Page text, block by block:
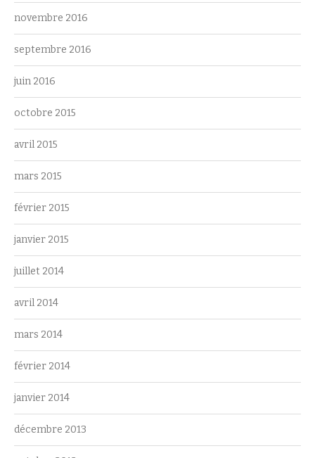
novembre 2016
septembre 2016
juin 2016
octobre 2015
avril 2015
mars 2015
février 2015
janvier 2015
juillet 2014
avril 2014
mars 2014
février 2014
janvier 2014
décembre 2013